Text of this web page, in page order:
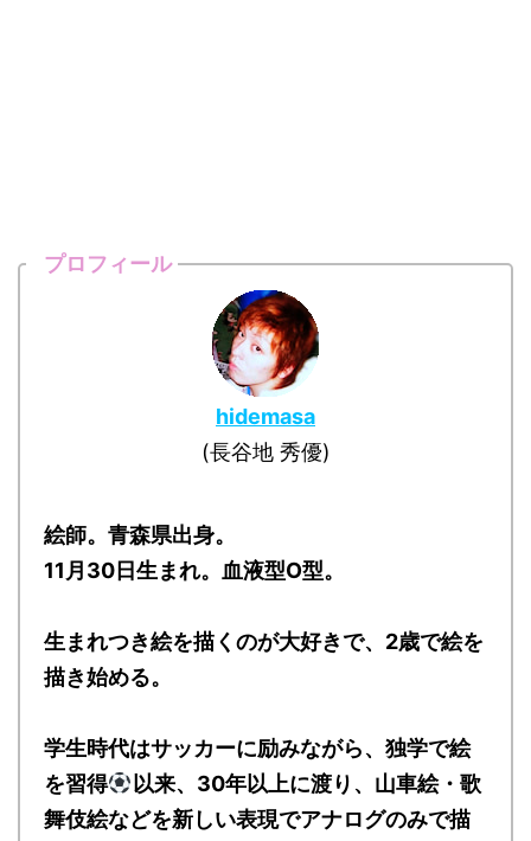
プロフィール
hidemasa
(長谷地 秀優)
絵師。青森県出身。
11月30日生まれ。血液型O型。
生まれつき絵を描くのが大好きで、2歳で絵を
描き始める。
学生時代はサッカーに励みながら、独学で絵
を習得
以来、30年以上に渡り、山車絵・歌
舞伎絵などを新しい表現でアナログのみで描